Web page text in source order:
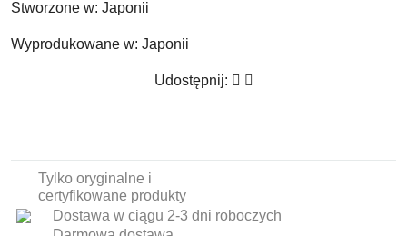
Stworzone w: Japonii
Wyprodukowane w: Japonii
Udostępnij:
Tylko oryginalne i
certyfikowane produkty
Dostawa w ciągu 2-3 dni roboczych